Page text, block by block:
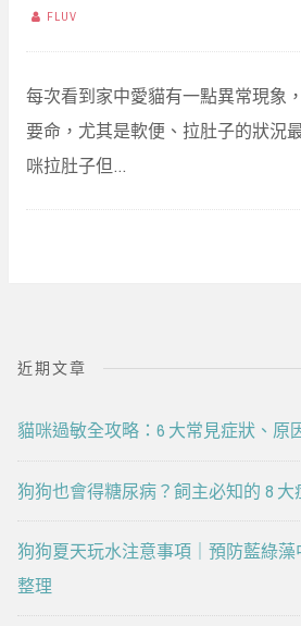
FLUV
每次看到家中愛貓有一點異常現象
要命，尤其是軟便、拉肚子的狀況
咪拉肚子但…
近期文章
貓咪過敏全攻略：6 大常見症狀、原
狗狗也會得糖尿病？飼主必知的 8
狗狗夏天玩水注意事項｜預防藍綠
整理